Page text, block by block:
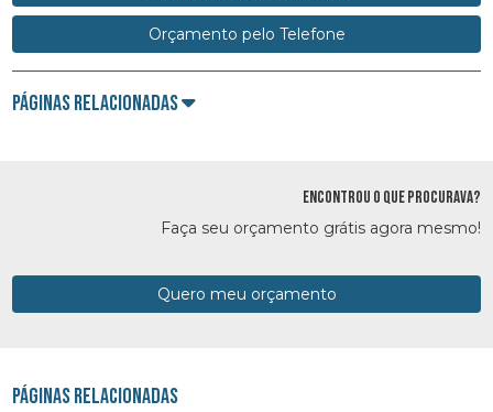
Orçamento pelo Telefone
Páginas Relacionadas
ENCONTROU O QUE PROCURAVA?
Faça seu orçamento grátis agora mesmo!
Quero meu orçamento
Páginas Relacionadas